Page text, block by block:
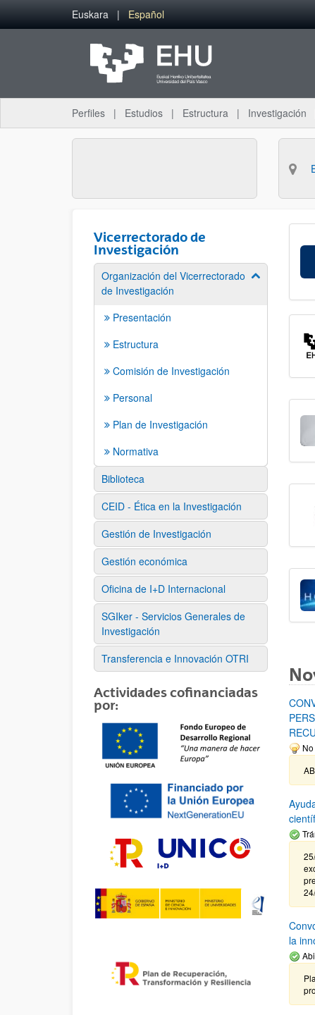
Saltar al contenido principal
Euskara Español
Perfiles Estudios Estructura Investigación
Vicerrectorado de
Investigación
Organización del Vicerrectorado
de Investigación
Mostrar/
Presentación
Estructura
Comisión de Investigación
Personal
Plan de Investigación
Normativa
Biblioteca
CEID - Ética en la Investigación
Gestión de Investigación
Gestión económica
Oficina de I+D Internacional
SGIker - Servicios Generales de
Investigación
Transferencia e Innovación OTRI
Actividades cofinanciadas
por:
la